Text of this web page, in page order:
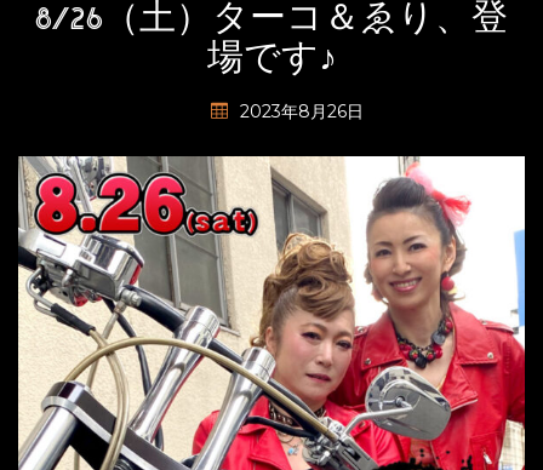
8/26（土）ターコ＆ゑり、登
場です♪
2023年8月26日